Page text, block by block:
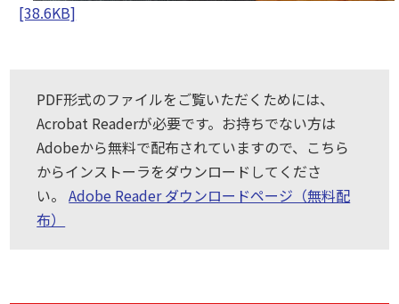
[38.6KB]
PDF形式のファイルをご覧いただくためには、
Acrobat Readerが必要です。お持ちでない方は
Adobeから無料で配布されていますので、こちら
からインストーラをダウンロードしてくださ
い。Adobe Reader ダウンロードページ（無料配
布）